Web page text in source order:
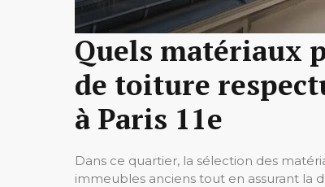
Quels matériaux
de toiture
à Paris 11e
Dans ce quartier, la sélection des
immeubles anciens tout en assurant la